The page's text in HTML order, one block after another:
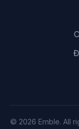
© 2026 Emble. All